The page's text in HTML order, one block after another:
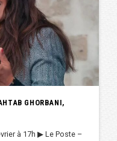
GHORBANI,
à 17h ▶︎ Le Poste –